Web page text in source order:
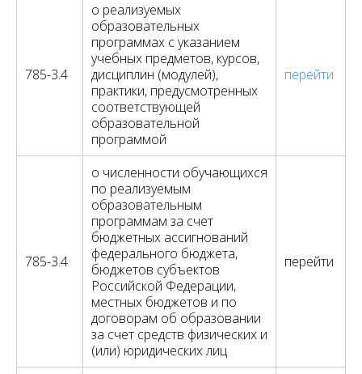
785-3.4
о реализуемых
образовательных
программах с указанием
учебных предметов, курсов,
дисциплин (модулей),
практики, предусмотренных
соответствующей
образовательной
программой
перейти
785-3.4
о численности обучающихся
по реализуемым
образовательным
программам за счет
бюджетных ассигнований
федерального бюджета,
бюджетов субъектов
Российской Федерации,
местных бюджетов и по
договорам об образовании
за счет средств физических и
(или) юридических лиц
перейти